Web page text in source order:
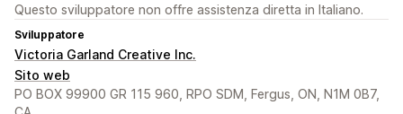
Questo sviluppatore non offre assistenza diretta in Italiano.
Sviluppatore
Victoria Garland Creative Inc.
Sito web
PO BOX 99900 GR 115 960, RPO SDM, Fergus, ON, N1M 0B7,